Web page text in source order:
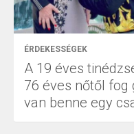
ÉRDEKESSÉGEK
A 19 éves
76 éves nőtől
van benne egy